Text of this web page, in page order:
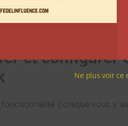
le contenu repéré n’est
et configurer
(lorsque vous y
Ne plus voir ce